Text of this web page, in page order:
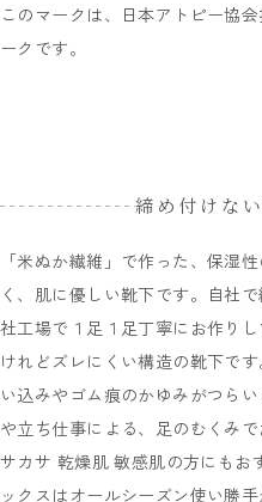
このマークは、日本アトピー協
ークです。
締め付けな
「米ぬか繊維」で作った、保湿
く、肌に優しい靴下です。自社
社工場で１足１足丁寧にお作りし
けれどズレにくい構造の靴下で
い込みやゴム痕のかゆみがつら
や立ち仕事による、足のむくみ
サカサ 乾燥肌 敏感肌の方にもお
ックスはオールシーズン使い勝